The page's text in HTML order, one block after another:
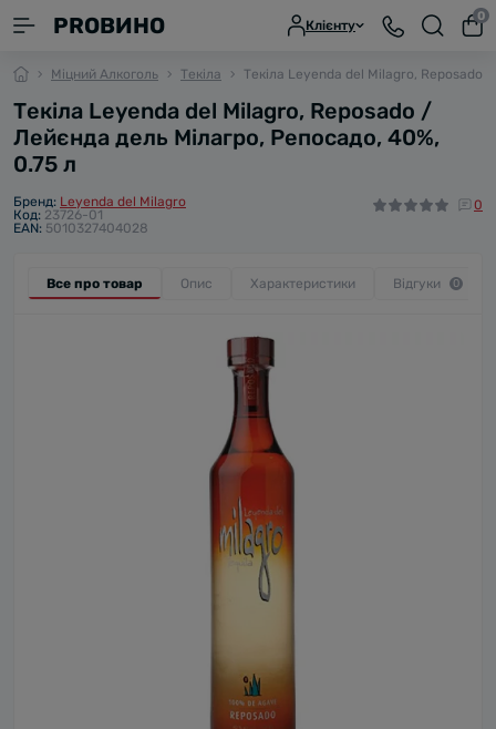
PROВИНО Клієнту
0
Міцний Алкоголь Текіла Текіла Leyenda del Milagro, Reposado
Текіла Leyenda del Milagro, Reposado /
Лейєнда дель Мілагро, Репосадо, 40%,
0.75 л
Бренд: Leyenda del Milagro
Код: 23726-01
EAN: 5010327404028
0
Все про товар Опис Характеристики Відгуки 0